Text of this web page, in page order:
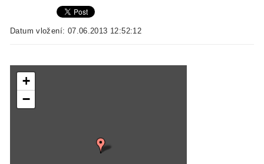
Datum vložení: 07.06.2013 12:52:12
+
−